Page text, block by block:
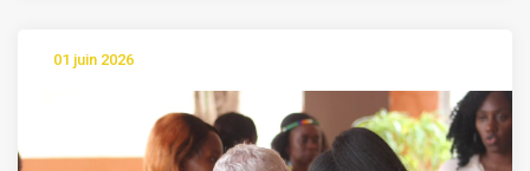
01 juin 2026